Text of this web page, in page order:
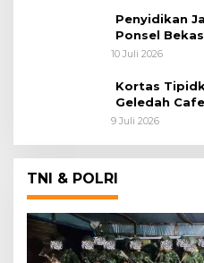
Penyidikan
Ponsel
Tersangka
10 Juli 2026
Kortas
Geledah
9 Juli 2026
TNI & POLRI